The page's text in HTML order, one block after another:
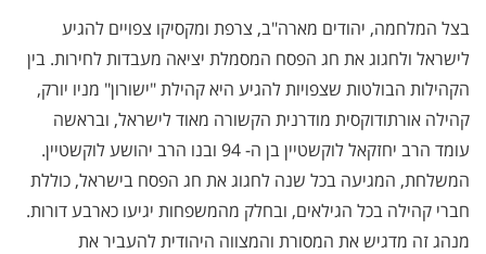
בצל המלחמה, יהודים מארה"ב, צרפת ומקסיקו צפויים להגיע
לישראל ולחגוג את חג הפסח המסמלת יציאה מעבדות לחירות. בין
הקהילות הבולטות שצפויות להגיע היא קהילת "ישורון" מניו יורק,
קהילה אורתודוקסית מודרנית הקשורה מאוד לישראל, ובראשה
עומד הרב יחזקאל לוקשטיין בן ה- 94 ובנו הרב יהושע לוקשטיין.
המשלחת, המגיעה בכל שנה לחגוג את חג הפסח בישראל, כוללת
חברי קהילה בכל הגילאים, ובחלק מהמשפחות יגיעו כארבע דורות.
מנהג זה מדגיש את המסורת והמצווה היהודית להעביר את